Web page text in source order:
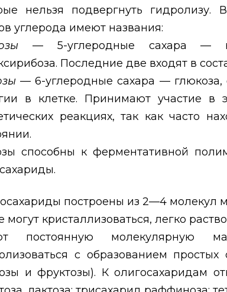
нельзя подвергнуть гидролизу.
углерода имеют названия:
— 5-углеродные сахара —
Последние две входят в
— 6-углеродные сахара — глюкоза,
в клетке. Принимают участие в
реакциях, так как часто
способны к ферментативной
построены из 2—4 молекул
могут кристаллизоваться, легко
постоянную молекулярную
с образованием простых
и фруктозы). К олигосахаридам